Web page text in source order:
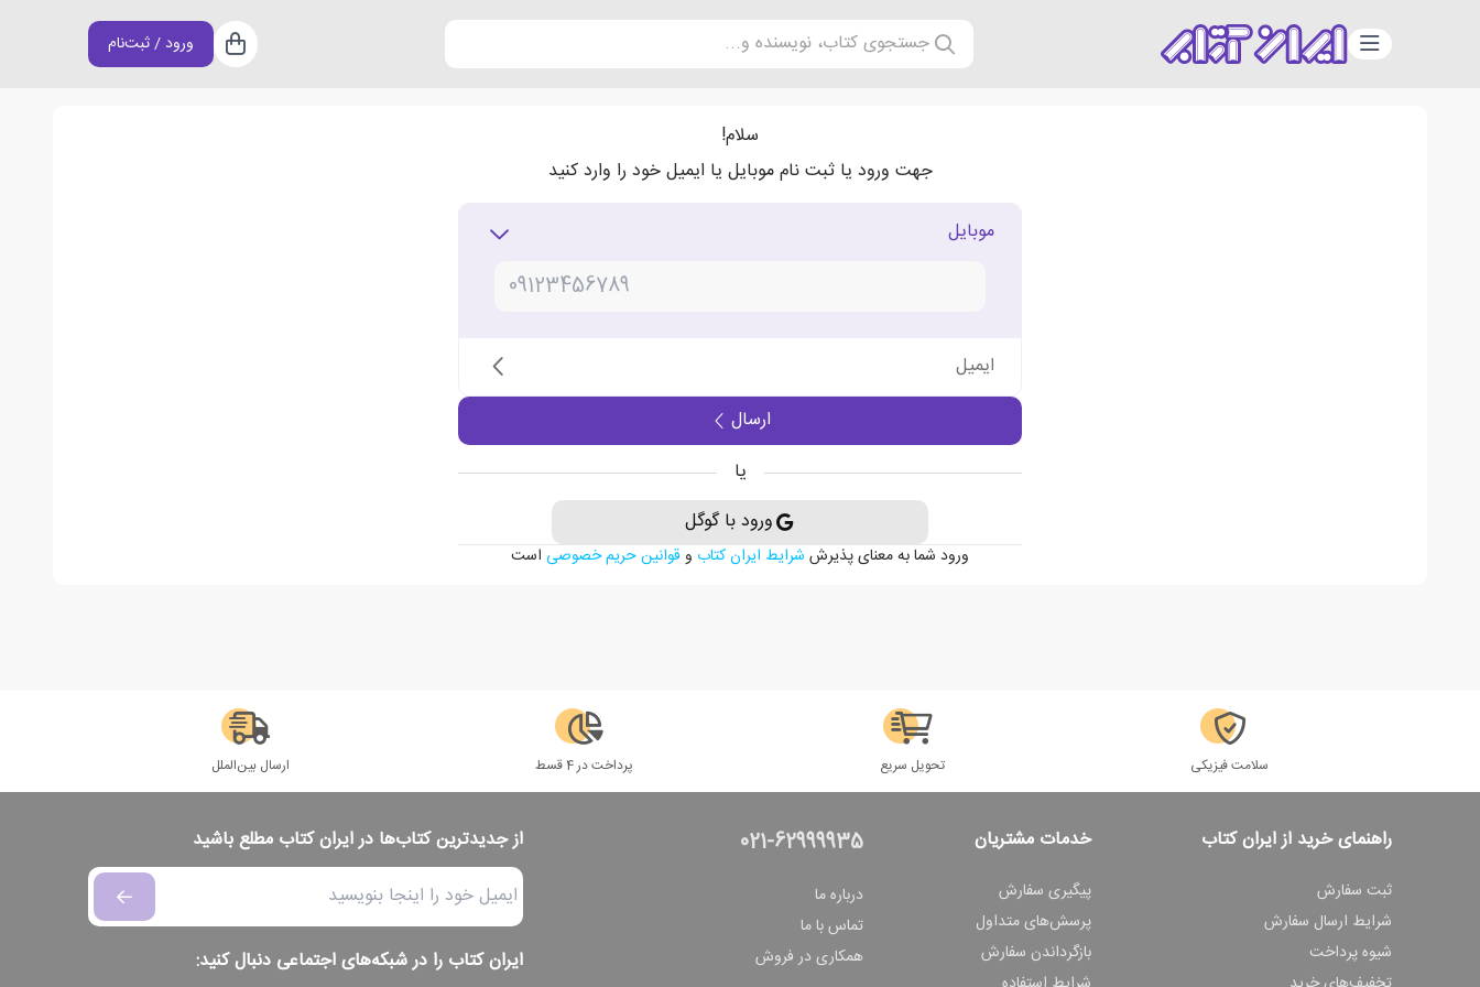
دسته‌بندی جستجوی کتاب، نویسنده و... سبد خرید
ورود / ثبت‌نام
سلام!
جهت ورود یا ثبت نام موبایل یا ایمیل خود را وارد کنید
موبایل
ایمیل
ارسال
یا
ورود با گوگل
ورود شما به معنای پذیرش شرایط ایران کتاب و قوانین حریم خصوصی است
سلامت فیزیکی تحویل سریع پرداخت در 4 قسط ارسال بین‌الملل
راهنمای خرید از ایران کتاب
ثبت سفارش
شرایط ارسال سفارش
شیوه پرداخت
خدمات مشتریان
پیگیری سفارش
پرسش‌های متداول
بازگرداندن سفارش
021-62999935
درباره ما
تماس با ما
همکاری در فروش
از جدیدترین کتاب‌ها در ایران کتاب مطلع باشید
ایران کتاب را در شبکه‌های اجتماعی دنبال کنید: